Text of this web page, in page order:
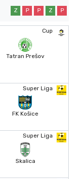
Z P P Z P
Cup
Tatran Prešov
Super Liga
FK Košice
Super Liga
Skalica